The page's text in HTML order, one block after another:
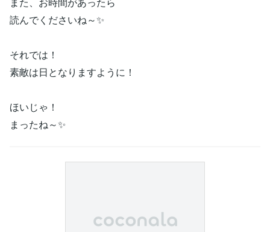
読んでくださいね～✨
それでは！
素敵は日となりますように！
ほいじゃ！
まったね～✨